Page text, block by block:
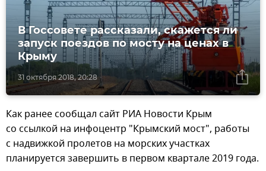
31 октября 2018, 20:28
В Госсовете рассказали, скажется ли
запуск поездов по мосту на ценах в
Крыму
Как ранее сообщал сайт РИА Новости Крым
со ссылкой на инфоцентр "Крымский мост", работы
с надвижкой пролетов на морских участках
планируется завершить в первом квартале 2019 года.